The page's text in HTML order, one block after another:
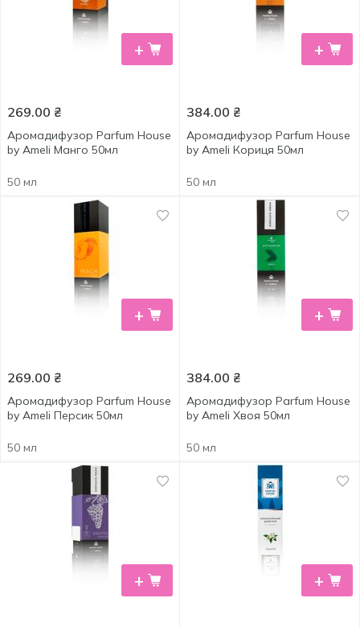
+
269.00 ₴
Аромадифузор Parfum House
by Ameli Манго 50мл
50 мл
+
384.00 ₴
Аромадифузор Parfum House
by Ameli Кориця 50мл
50 мл
+
269.00 ₴
Аромадифузор Parfum House
by Ameli Персик 50мл
50 мл
+
384.00 ₴
Аромадифузор Parfum House
by Ameli Хвоя 50мл
50 мл
+ +